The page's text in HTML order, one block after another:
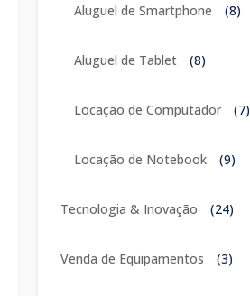
Aluguel de Smartphone (8)
Aluguel de Tablet (8)
Locação de Computador (7)
Locação de Notebook (9)
Tecnologia & Inovação (24)
Venda de Equipamentos (3)